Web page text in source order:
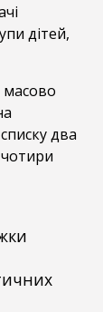
дітей,
масово
два